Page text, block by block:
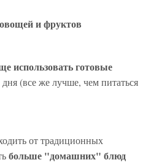
и фруктов
использовать готовые
(все же лучше, чем питаться
от традиционных
больше "домашних" блюд